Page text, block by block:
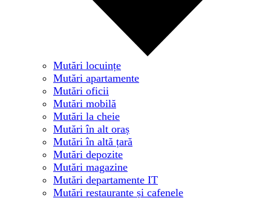
Mutări locuințe
Mutări apartamente
Mutări oficii
Mutări mobilă
Mutări la cheie
Mutări în alt oraș
Mutări în altă țară
Mutări depozite
Mutări magazine
Mutări departamente IT
Mutări restaurante și cafenele